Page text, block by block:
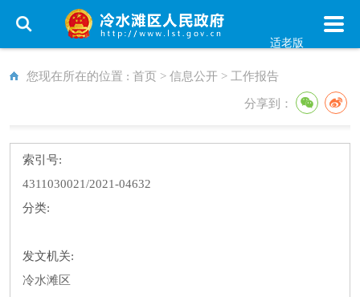
适老版
您现在所在的位置 : 首页 > 信息公开 > 工作报告
分享到：
索引号:
4311030021/2021-04632
分类:
发文机关:
冷水滩区